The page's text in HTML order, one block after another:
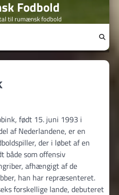
Fodbold
til rumænsk fodbold
født 15. juni 1993 i
af Nederlandene, er en
der i løbet af en
både som offensiv
afhængigt af de
han har repræsenteret.
forskellige lande, debuteret